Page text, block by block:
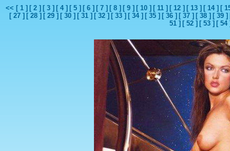
<< [ 1 ] [ 2 ] [ 3 ] [ 4 ] [ 5 ] [ 6 ] [ 7 ] [ 8 ] [ 9 ] [ 10 ] [ 11 ] [ 12 ] [ 13 ] [ 14 ] [
[ 27 ] [ 28 ] [ 29 ] [ 30 ] [ 31 ] [ 32 ] [ 33 ] [ 34 ] [ 35 ] [ 36 ] [ 37 ] [ 38 ] [ 39 ]
51 ] [ 52 ] [ 53 ] [ 54